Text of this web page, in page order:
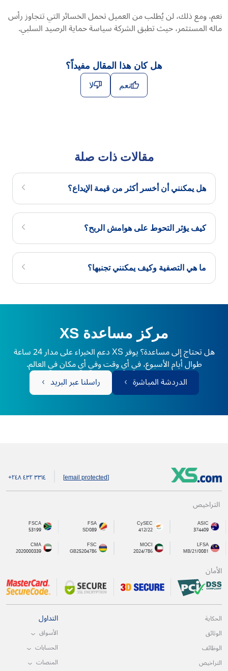
نعم، ومع ذلك، لن يُطلب من العميل تحمل الخسائر التي تتجاوز رأس
ماله المستثمر، حيث تطبق الشركة سياسة حماية الرصيد السلبي.
هل كان هذا المقال مفيداً؟
نعم لا
مقالات ذات صلة
هل يمكنني أن أخسر أكثر من قيمة الإيداع؟
كيف يؤثر التحوط على هوامش الربح؟
ما هي التصفية وكيف يمكنني تجنبها؟
مركز مساعدة XS
هل تحتاج إلى مساعدة؟ يوفر XS دعم الخبراء على مدار 24 ساعة
طوال أيام الأسبوع، في أي وقت وفي أي مكان في العالم.
الدردشة المباشرة
راسلنا عبر البريد
[email protected] +۲٤۸ ٤۳۲ ۳۳۱٤
التراخيص
ASIC
374409
CySEC
412/22
FSA
SD089
FSCA
53199
LFSA
MB/21/0081
MOCI
2024/786
FSC
GB25204786
CMA
2020000339
الأمان
الحكاية
الوثائق
الوظائف
التراخيص
التداول
الأسواق
الحسابات
المنصات